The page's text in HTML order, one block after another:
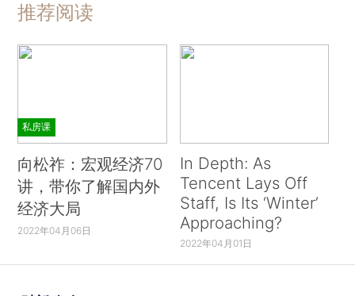
推荐阅读
私房课
向松祚：宏观经济70
讲，带你了解国内外
经济大局
2022年04月06日
In Depth: As
Tencent Lays Off
Staff, Is Its ‘Winter’
Approaching?
2022年04月01日